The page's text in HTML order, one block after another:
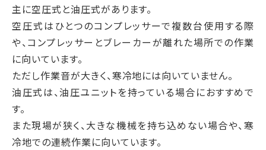
主に空圧式と油圧式があります。
空圧式はひとつのコンプレッサーで複数台使用する際
や、コンプレッサーとブレーカーが離れた場所での作業
に向いています。
ただし作業音が大きく、寒冷地には向いていません。
油圧式は、油圧ユニットを持っている場合におすすめで
す。
また現場が狭く、大きな機械を持ち込めない場合や、寒
冷地での連続作業に向いています。